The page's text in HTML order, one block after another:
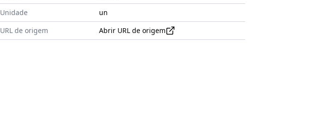
Unidade
un
URL de origem
Abrir URL de origem